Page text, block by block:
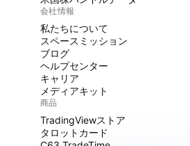
会社情報
私たちについて
スペースミッション
ブログ
ヘルプセンター
キャリア
メディアキット
商品
TradingViewストア
タロットカード